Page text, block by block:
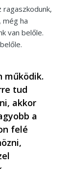
ragaszkodunk,
még ha
van belőle.
működik.
tud
akkor
a
felé